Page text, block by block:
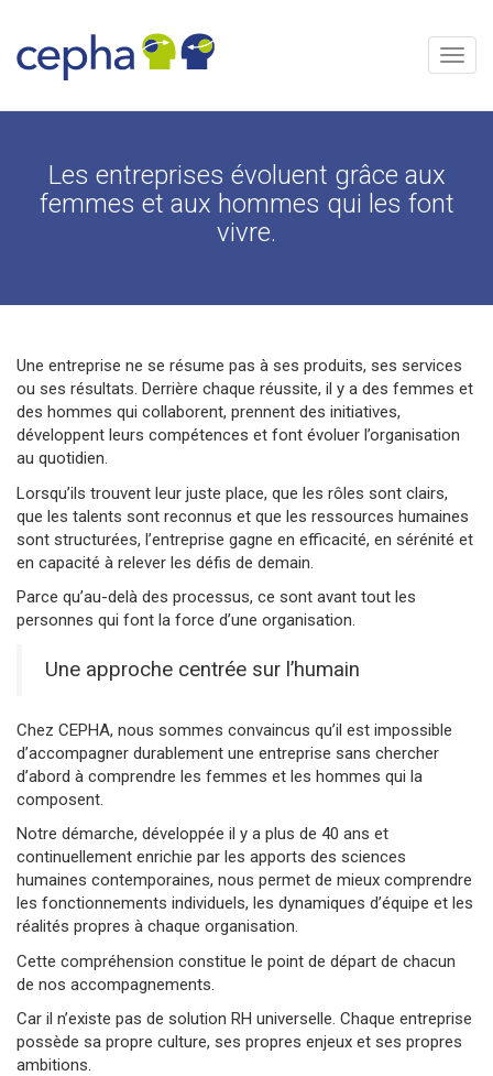
contenu
Menu
Les entreprises évoluent grâce aux
femmes et aux hommes qui les font
vivre.
Une entreprise ne se résume pas à ses produits, ses services
ou ses résultats. Derrière chaque réussite, il y a des femmes et
des hommes qui collaborent, prennent des initiatives,
développent leurs compétences et font évoluer l’organisation
au quotidien.
Lorsqu’ils trouvent leur juste place, que les rôles sont clairs,
que les talents sont reconnus et que les ressources humaines
sont structurées, l’entreprise gagne en efficacité, en sérénité et
en capacité à relever les défis de demain.
Parce qu’au-delà des processus, ce sont avant tout les
personnes qui font la force d’une organisation.
Une approche centrée sur l’humain
Chez CEPHA, nous sommes convaincus qu’il est impossible
d’accompagner durablement une entreprise sans chercher
d’abord à comprendre les femmes et les hommes qui la
composent.
Notre démarche, développée il y a plus de 40 ans et
continuellement enrichie par les apports des sciences
humaines contemporaines, nous permet de mieux comprendre
les fonctionnements individuels, les dynamiques d’équipe et les
réalités propres à chaque organisation.
Cette compréhension constitue le point de départ de chacun
de nos accompagnements.
Car il n’existe pas de solution RH universelle. Chaque entreprise
possède sa propre culture, ses propres enjeux et ses propres
ambitions.